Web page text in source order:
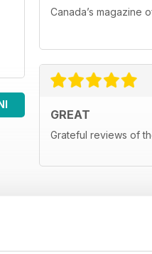
Canada’s magazine
GREAT
Grateful reviews of